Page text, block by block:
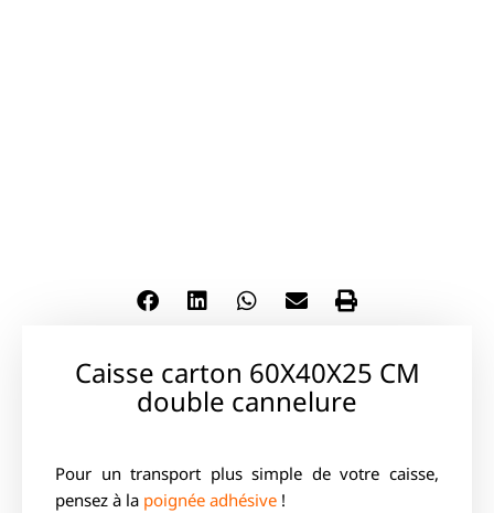
Caisse carton 60X40X25 CM
double cannelure
Pour un transport plus simple de votre caisse,
pensez à la poignée adhésive !